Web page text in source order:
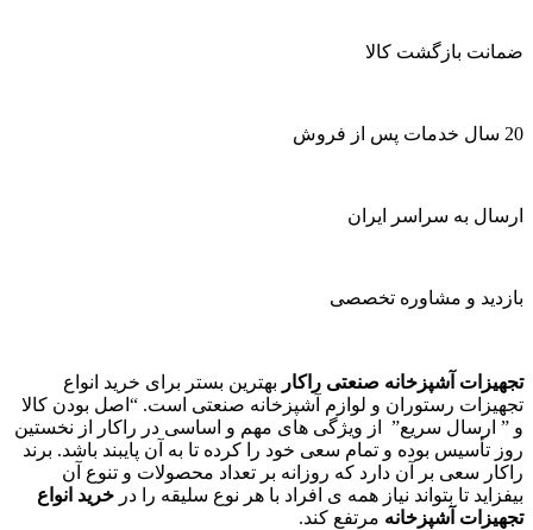
ضمانت بازگشت کالا
20 سال خدمات پس از فروش
ارسال به سراسر ایران
بازدید و مشاوره تخصصی
تجهیزات آشپزخانه صنعتی راکار بهترین بستر برای خرید انواع
تجهیزات رستوران و لوازم آشپزخانه صنعتی است. “اصل بودن کالا
و ” ارسال سریع” از ویژگی های مهم و اساسی در راکار از نخستین
روز تأسیس بوده و تمام سعی خود را کرده تا به آن پایبند باشد. برند
راکار سعی بر آن دارد که روزانه بر تعداد محصولات و تنوع آن
بیفزاید تا بتواند نیاز همه ی افراد با هر نوع سلیقه را در خرید انواع
تجهیزات آشپزخانه مرتفع کند.